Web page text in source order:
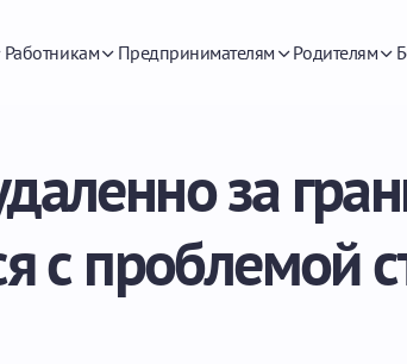
Работникам Предпринимателям Родителям
за
с проблемой